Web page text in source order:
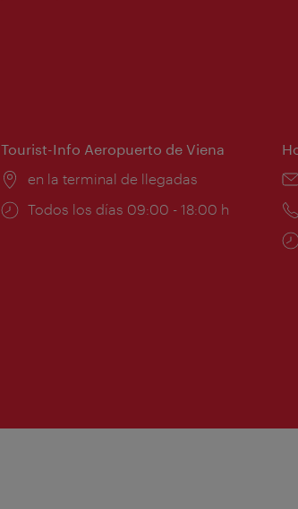
Tourist-Info Aeropuerto de Viena
Lugar:
en la terminal de llegadas
Horarios
Todos los días 09:00 - 18:00 h